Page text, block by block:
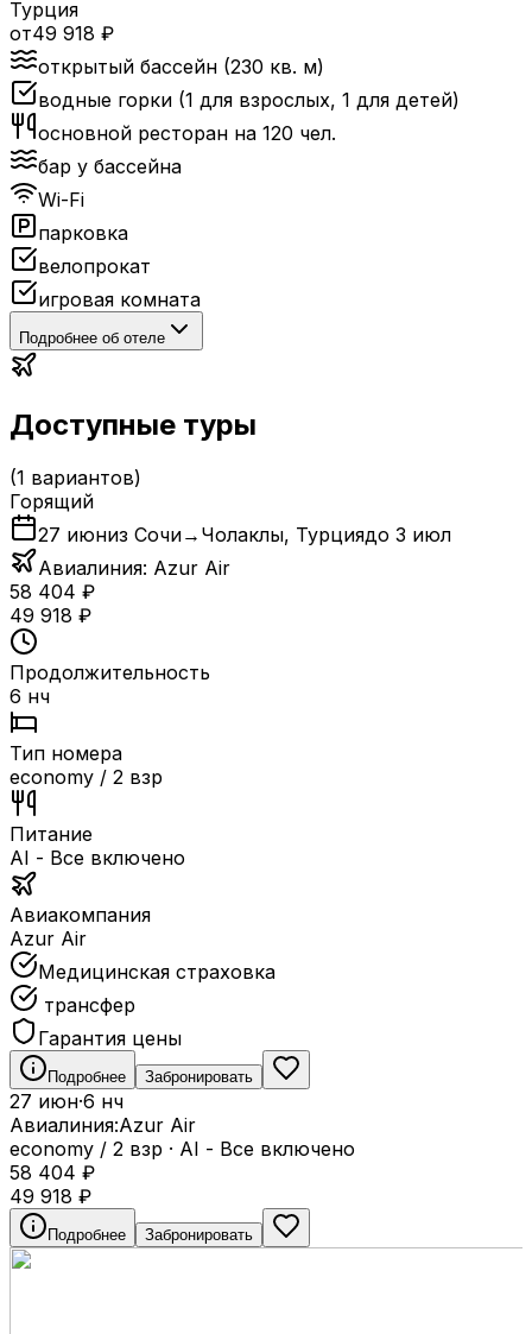
Турция
от49 918 ₽
открытый бассейн (230 кв. м)
водные горки (1 для взрослых, 1 для детей)
основной ресторан на 120 чел.
бар у бассейна
Wi-Fi
парковка
велопрокат
игровая комната
Подробнее об отеле
Доступные туры
(1 вариантов)
Горящий
27 июниз Сочи→ Чолаклы, Турциядо 3 июл
Авиалиния: Azur Air
58 404 ₽
49 918 ₽
Продолжительность
6 нч
Тип номера
economy / 2 взр
Питание
AI - Все включено
Авиакомпания
Azur Air
Медицинская страховка
трансфер
Гарантия цены
Подробнее Забронировать
27 июн·6 нч
Авиалиния:Azur Air
economy / 2 взр · AI - Все включено
58 404 ₽
49 918 ₽
Подробнее Забронировать